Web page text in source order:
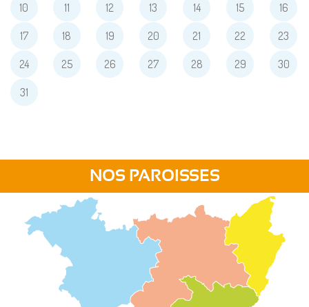
10 11 12 13 14 15 16
17 18 19 20 21 22 23
24 25 26 27 28 29 30
31
NOS PAROISSES